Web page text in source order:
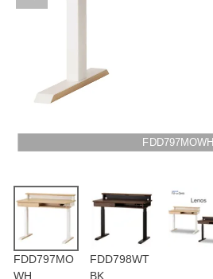
ログイン
お問い合わせ
FDD797MOWH
FDD797MO
WH
FDD798WT
BK